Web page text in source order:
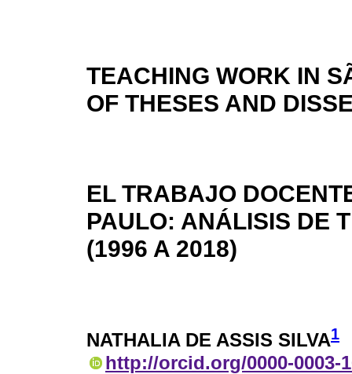
TEACHING WORK IN
OF THESES AND
EL TRABAJO
PAULO: ANÁLISIS DE
(1996 A 2018)
NATHALIA DE ASSIS SILVA1
http://orcid.org/0000-0003-